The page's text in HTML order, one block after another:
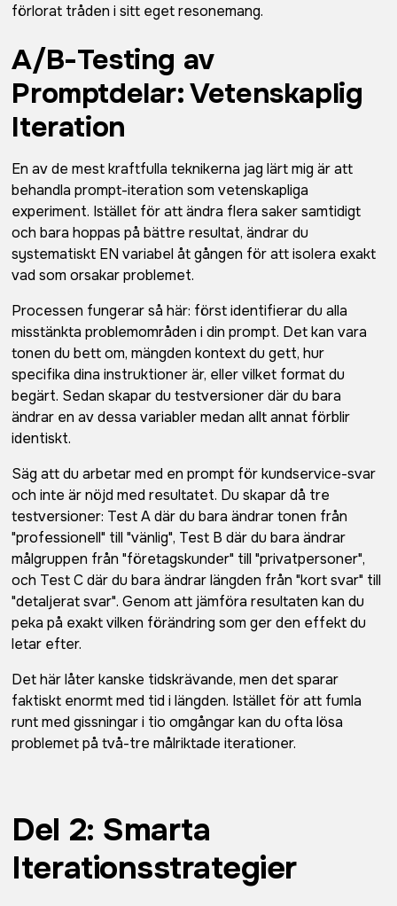
förlorat tråden i sitt eget resonemang.
A/B-Testing av
Promptdelar: Vetenskaplig
Iteration
En av de mest kraftfulla teknikerna jag lärt mig är att
behandla prompt-iteration som vetenskapliga
experiment. Istället för att ändra flera saker samtidigt
och bara hoppas på bättre resultat, ändrar du
systematiskt EN variabel åt gången för att isolera exakt
vad som orsakar problemet.
Processen fungerar så här: först identifierar du alla
misstänkta problemområden i din prompt. Det kan vara
tonen du bett om, mängden kontext du gett, hur
specifika dina instruktioner är, eller vilket format du
begärt. Sedan skapar du testversioner där du bara
ändrar en av dessa variabler medan allt annat förblir
identiskt.
Säg att du arbetar med en prompt för kundservice-svar
och inte är nöjd med resultatet. Du skapar då tre
testversioner: Test A där du bara ändrar tonen från
"professionell" till "vänlig", Test B där du bara ändrar
målgruppen från "företagskunder" till "privatpersoner",
och Test C där du bara ändrar längden från "kort svar" till
"detaljerat svar". Genom att jämföra resultaten kan du
peka på exakt vilken förändring som ger den effekt du
letar efter.
Det här låter kanske tidskrävande, men det sparar
faktiskt enormt med tid i längden. Istället för att fumla
runt med gissningar i tio omgångar kan du ofta lösa
problemet på två-tre målriktade iterationer.
Del 2: Smarta
Iterationsstrategier